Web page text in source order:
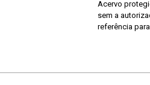
Acervo
sem a
referência